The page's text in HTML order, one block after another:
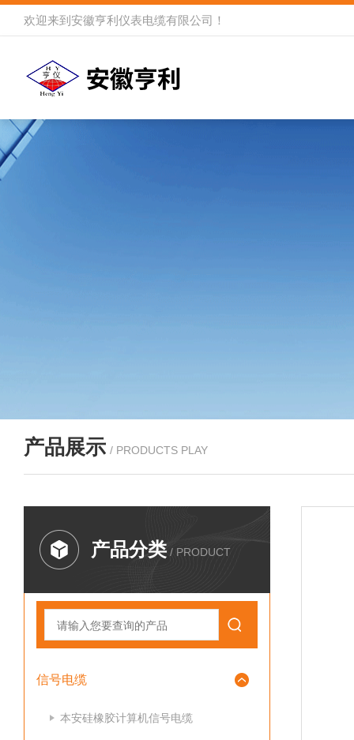
欢迎来到 安徽亨利仪表电缆有限公司 ！
产品展示 / PRODUCTS PLAY
产品分类 / PRODUCT
信号电缆
本安硅橡胶计算机信号电缆